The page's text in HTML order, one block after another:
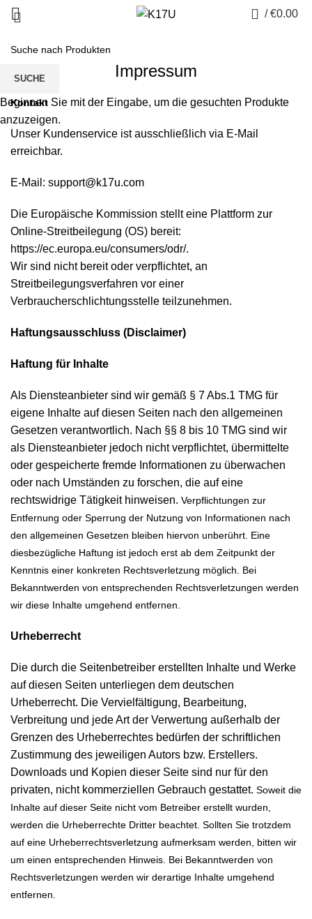
/ €0.00
Impressum
Kontakt
Unser Kundenservice ist ausschließlich via E-Mail
erreichbar.
E-Mail: support@k17u.com
Die Europäische Kommission stellt eine Plattform zur
Online-Streitbeilegung (OS) bereit:
https://ec.europa.eu/consumers/odr/.
Wir sind nicht bereit oder verpflichtet, an
Streitbeilegungsverfahren vor einer
Verbraucherschlichtungsstelle teilzunehmen.
Haftungsausschluss (Disclaimer)
Haftung für Inhalte
Als Diensteanbieter sind wir gemäß § 7 Abs.1 TMG für
eigene Inhalte auf diesen Seiten nach den allgemeinen
Gesetzen verantwortlich. Nach §§ 8 bis 10 TMG sind wir
als Diensteanbieter jedoch nicht verpflichtet, übermittelte
oder gespeicherte fremde Informationen zu überwachen
oder nach Umständen zu forschen, die auf eine
rechtswidrige Tätigkeit hinweisen. Verpflichtungen zur
Entfernung oder Sperrung der Nutzung von Informationen nach
den allgemeinen Gesetzen bleiben hiervon unberührt. Eine
diesbezügliche Haftung ist jedoch erst ab dem Zeitpunkt der
Kenntnis einer konkreten Rechtsverletzung möglich. Bei
Bekanntwerden von entsprechenden Rechtsverletzungen werden
wir diese Inhalte umgehend entfernen.
Urheberrecht
Die durch die Seitenbetreiber erstellten Inhalte und Werke
auf diesen Seiten unterliegen dem deutschen
Urheberrecht. Die Vervielfältigung, Bearbeitung,
Verbreitung und jede Art der Verwertung außerhalb der
Grenzen des Urheberrechtes bedürfen der schriftlichen
Zustimmung des jeweiligen Autors bzw. Erstellers.
Downloads und Kopien dieser Seite sind nur für den
privaten, nicht kommerziellen Gebrauch gestattet. Soweit die
Inhalte auf dieser Seite nicht vom Betreiber erstellt wurden,
werden die Urheberrechte Dritter beachtet. Sollten Sie trotzdem
auf eine Urheberrechtsverletzung aufmerksam werden, bitten wir
um einen entsprechenden Hinweis. Bei Bekanntwerden von
Rechtsverletzungen werden wir derartige Inhalte umgehend
entfernen.
SUCHE
Beginnen Sie mit der Eingabe, um die gesuchten Produkte
anzuzeigen.